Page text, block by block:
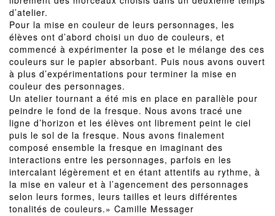
d’atelier.
Pour la mise en couleur de leurs personnages, les
élèves ont d’abord choisi un duo de couleurs, et
commencé à expérimenter la pose et le mélange des ces
couleurs sur le papier absorbant. Puis nous avons ouvert
à plus d’expérimentations pour terminer la mise en
couleur des personnages.
Un atelier tournant a été mis en place en parallèle pour
peindre le fond de la fresque. Nous avons tracé une
ligne d’horizon et les élèves ont librement peint le ciel
puis le sol de la fresque. Nous avons finalement
composé ensemble la fresque en imaginant des
interactions entre les personnages, parfois en les
intercalant légèrement et en étant attentifs au rythme, à
la mise en valeur et à l’agencement des personnages
selon leurs formes, leurs tailles et leurs différentes
tonalités de couleurs.» Camille Messager